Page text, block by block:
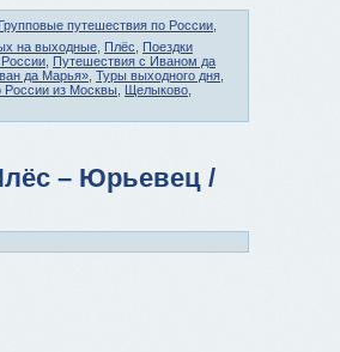
Групповые путешествия по России
на выходные Плёс
Поездки
Путешествия с Иваном да
да Марья» Туры выходного дня
России из Москвы Щелыково
– Юрьевец /